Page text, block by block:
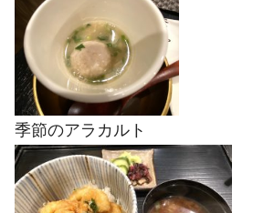
季節のアラカルト